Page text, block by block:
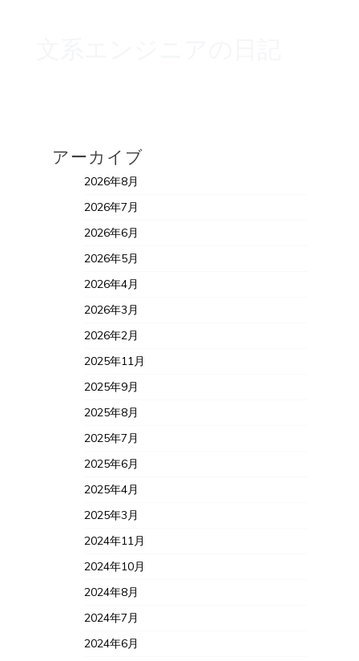
アーカイブ
2026年8月
2026年7月
2026年6月
2026年5月
2026年4月
2026年3月
2026年2月
2025年11月
2025年9月
2025年8月
2025年7月
2025年6月
2025年4月
2025年3月
2024年11月
2024年10月
2024年8月
2024年7月
2024年6月